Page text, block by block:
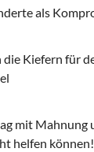
als
Kiefern für
mit Mahnung
helfen können!